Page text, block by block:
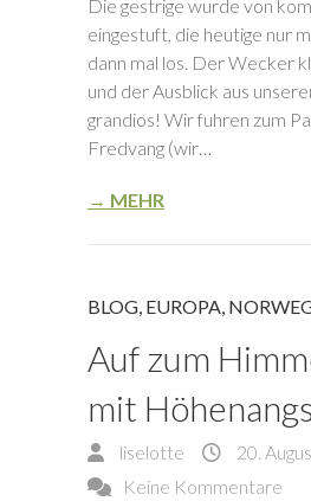
Die gestrige wurde von
eingestuft, die heutige nur
dann mal los. Der Wecker
und der Ausblick aus
grandios! Wir fuhren zum
Fredvang (wir…
→ MEHR
BLOG, EUROPA,
Auf zum
mit
liselotte
20.
Keine Kommentare